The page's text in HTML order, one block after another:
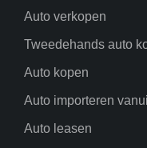
Auto verkopen
Tweedehands auto
Auto kopen
Auto importeren
Auto leasen